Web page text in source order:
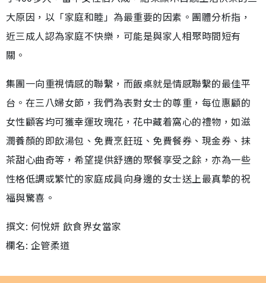
大原因，以「家庭和睦」為最重要的因素。團體分析指，
近三成人認為家庭不快樂，可能是與家人相聚時間短有
關。
集團一向重視情感的聯繫，而飯桌就是情感聯繫的最佳平
台。在三八婦女節，我們為表對女士的尊重，每位惠顧的
女性顧客均可獲幸運玫瑰花，花中藏着窩心的禮物，如滋
潤養顏的即飲湯包、免費烹飪班、免費餐券、現金券、抹
茶甜心曲奇等，希望提供舒適的聚餐享受之餘，亦為一些
性格低調或繁忙的家庭成員向身邊的女士送上最真摯的祝
福與驚喜。
撰文: 何悅妍 飲食界女當家
欄名: 企管柔道